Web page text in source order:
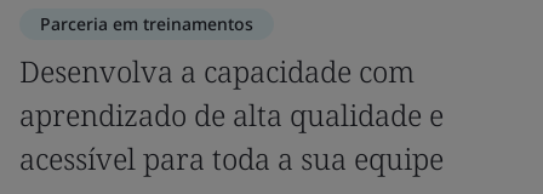
Parceria em treinamentos
Desenvolva a capacidade com
aprendizado de alta qualidade e
acessível para toda a sua equipe